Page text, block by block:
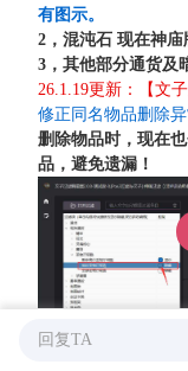
有图示。
2，混沌石 现在神庙
3，其他部分通货及
26.1.19更新：【文
修正同名物品删除
删除物品时，现在
品，避免遗漏！
回复TA